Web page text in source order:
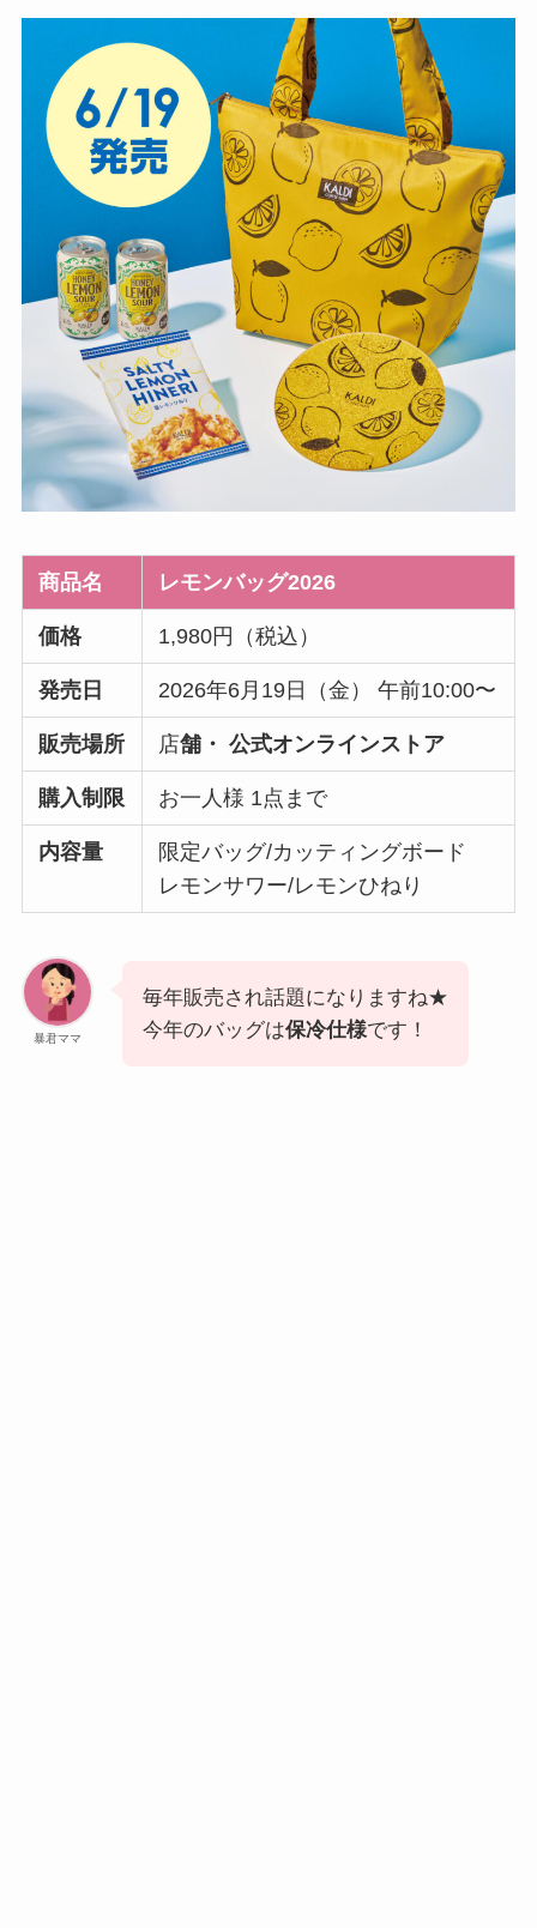
商品名 レモンバッグ2026
価格 1,980円（税込）
発売日 2026年6月19日（金） 午前10:00〜
販売場所 店舗・ 公式オンラインストア
購入制限 お一人様 1点まで
内容量
限定バッグ/カッティングボード
レモンサワー/レモンひねり
暴君ママ
毎年販売され話題になりますね★
今年のバッグは保冷仕様です！